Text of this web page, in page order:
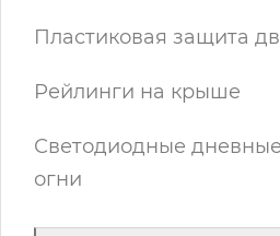
Пластиковая защита
Рейлинги на крыше
Светодиодные
огни